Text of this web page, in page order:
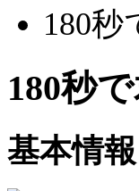
180
180秒
基本情報